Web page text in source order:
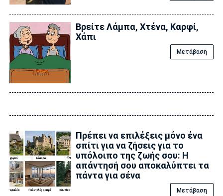
Βρείτε Λάμπα, Χτένα, Καρφί,
Χάπι
Μετάβαση
Πρέπει να επιλέξεις μόνο ένα
σπίτι για να ζήσεις για το
υπόλοιπο της ζωής σου: Η
απάντησή σου αποκαλύπτει τα
πάντα για σένα
Μετάβαση